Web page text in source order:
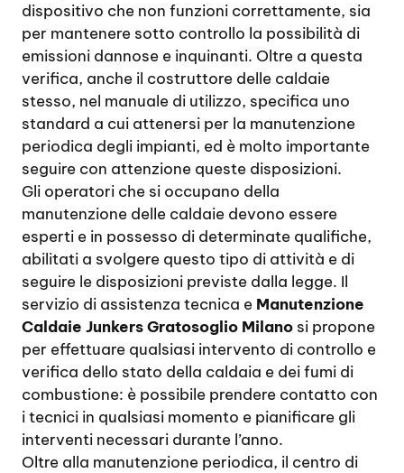
dispositivo che non funzioni correttamente, sia
per mantenere sotto controllo la possibilità di
emissioni dannose e inquinanti. Oltre a questa
verifica, anche il costruttore delle caldaie
stesso, nel manuale di utilizzo, specifica uno
standard a cui attenersi per la manutenzione
periodica degli impianti, ed è molto importante
seguire con attenzione queste disposizioni.
Gli operatori che si occupano della
manutenzione delle caldaie devono essere
esperti e in possesso di determinate qualifiche,
abilitati a svolgere questo tipo di attività e di
seguire le disposizioni previste dalla legge. Il
servizio di assistenza tecnica e Manutenzione
Caldaie Junkers Gratosoglio Milano si propone
per effettuare qualsiasi intervento di controllo e
verifica dello stato della caldaia e dei fumi di
combustione: è possibile prendere contatto con
i tecnici in qualsiasi momento e pianificare gli
interventi necessari durante l’anno.
Oltre alla manutenzione periodica, il centro di